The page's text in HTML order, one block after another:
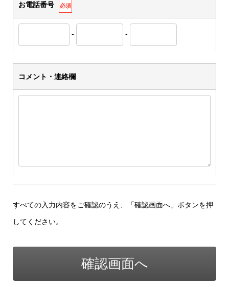
お電話番号 必須
- -
コメント・連絡欄
すべての入力内容をご確認のうえ、「確認画面へ」ボタンを押
してください。